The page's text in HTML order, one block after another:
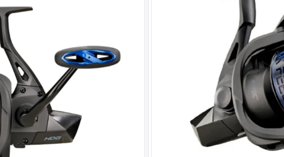
Ritė
6000
89,00€
Iki nemokamo DPD